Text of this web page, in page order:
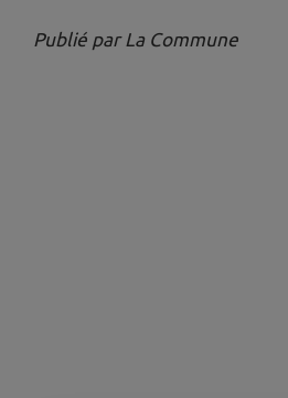
Publié par La Commune